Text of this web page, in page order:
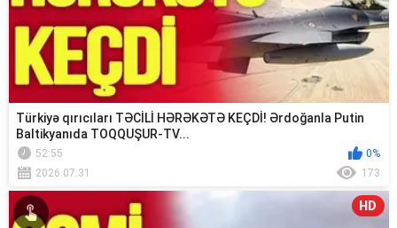
Türkiyə qırıcıları TƏCİLİ HƏRƏKƏTƏ KEÇDİ! Ərdoğanla Putin
Baltikyanıda TOQQUŞUR-TV...
52:55
0%
2026.07.31
173
HD